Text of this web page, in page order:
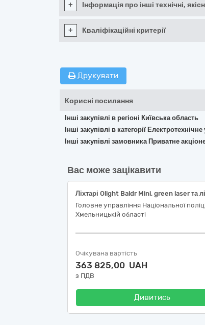
+ Інформація про інші технічні,
+ Кваліфікаційні критерії
Друкувати
Корисні посилання
Інші закупівлі в регіоні Київська область
Інші закупівлі в категорії
Інші закупівлі замовника Приватне
Вас може зацікавити
Головне управління Національної
Хмельницькій області
Очікувана вартість
363 825,00 UAH
з ПДВ
Дивитись